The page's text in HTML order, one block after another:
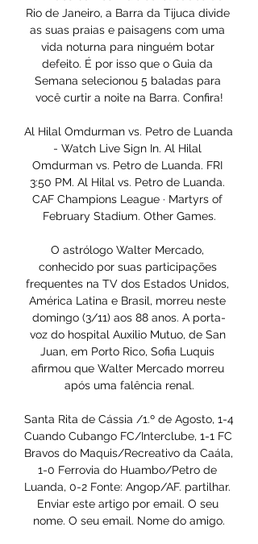
Rio de Janeiro, a Barra da Tijuca divide
as suas praias e paisagens com uma
vida noturna para ninguém botar
defeito. É por isso que o Guia da
Semana selecionou 5 baladas para
você curtir a noite na Barra. Confira!
Al Hilal Omdurman vs. Petro de Luanda
- Watch Live Sign In. Al Hilal
Omdurman vs. Petro de Luanda. FRI
3:50 PM. Al Hilal vs. Petro de Luanda.
CAF Champions League · Martyrs of
February Stadium. Other Games.
O astrólogo Walter Mercado,
conhecido por suas participações
frequentes na TV dos Estados Unidos,
América Latina e Brasil, morreu neste
domingo (3/11) aos 88 anos. A porta-
voz do hospital Auxilio Mutuo, de San
Juan, em Porto Rico, Sofia Luquis
afirmou que Walter Mercado morreu
após uma falência renal.
Santa Rita de Cássia /1.º de Agosto, 1-4
Cuando Cubango FC/Interclube, 1-1 FC
Bravos do Maquis/Recreativo da Caála,
1-0 Ferrovia do Huambo/Petro de
Luanda, 0-2 Fonte: Angop/AF. partilhar.
Enviar este artigo por email. O seu
nome. O seu email. Nome do amigo.